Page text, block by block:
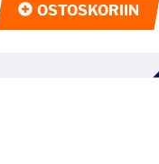
OSTOSKORIIN